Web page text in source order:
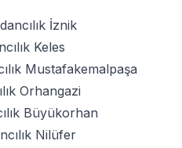
İznik
Keles
Mustafakemalpaşa
Orhangazi
Büyükorhan
Nilüfer